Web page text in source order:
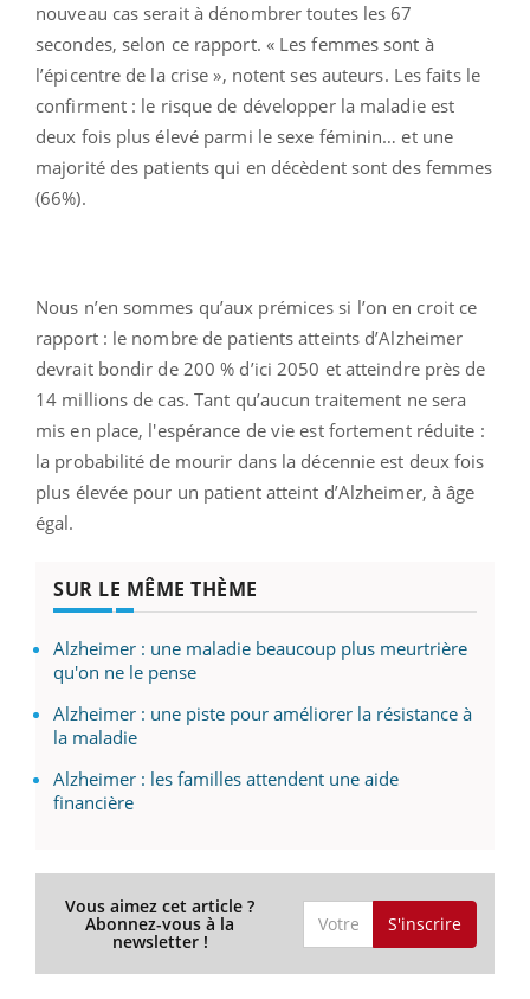
nouveau cas serait à dénombrer toutes les 67
secondes, selon ce rapport. « Les femmes sont à
l’épicentre de la crise », notent ses auteurs. Les faits le
confirment : le risque de développer la maladie est
deux fois plus élevé parmi le sexe féminin… et une
majorité des patients qui en décèdent sont des femmes
(66%).
Nous n’en sommes qu’aux prémices si l’on en croit ce
rapport : le nombre de patients atteints d’Alzheimer
devrait bondir de 200 % d’ici 2050 et atteindre près de
14 millions de cas. Tant qu’aucun traitement ne sera
mis en place, l'espérance de vie est fortement réduite :
la probabilité de mourir dans la décennie est deux fois
plus élevée pour un patient atteint d’Alzheimer, à âge
égal.
SUR LE MÊME THÈME
Alzheimer : une maladie beaucoup plus meurtrière
qu'on ne le pense
Alzheimer : une piste pour améliorer la résistance à
la maladie
Alzheimer : les familles attendent une aide
financière
Vous aimez cet article ?
Abonnez-vous à la
newsletter !
S'inscrire